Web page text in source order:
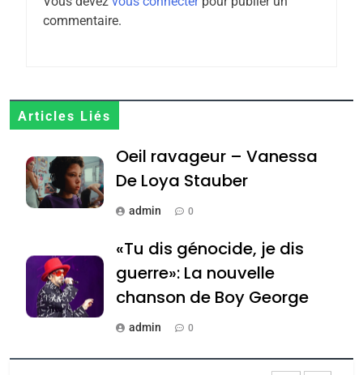
commentaire.
Articles Liés
Oeil ravageur – Vanessa
De Loya Stauber
admin 0
«Tu dis génocide, je dis
guerre»: La nouvelle
chanson de Boy George
admin 0
Tout sur la Nostalgie
FIÈRE, DIGNE ET RÉSILIENTE :
7
Jacques Hadida
8
Tafraout, le miel de Tadla
Azilal consacrés produits
du terroir
DAFINA MAROC
1
Oeil ravageur – Vanessa
De Loya Stauber